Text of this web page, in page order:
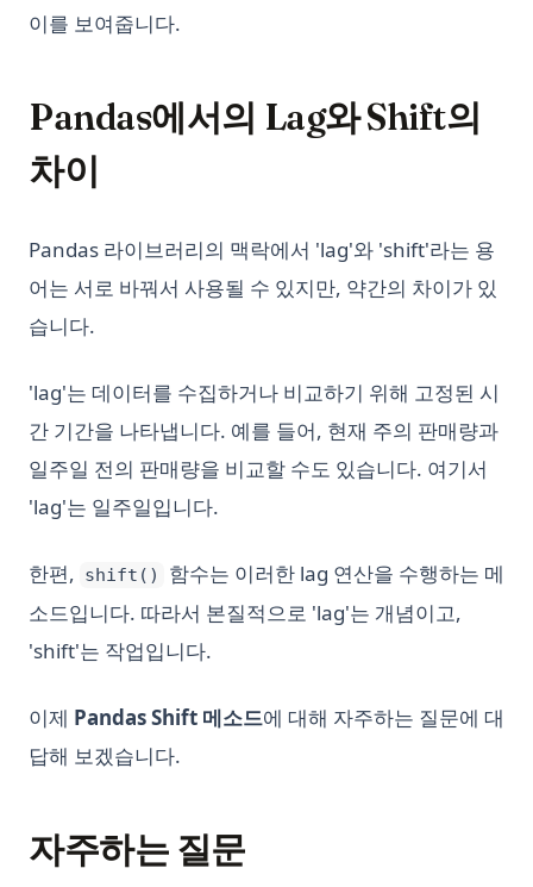
이를 보여줍니다.
Pandas에서의 Lag와 Shift의
차이
Pandas 라이브러리의 맥락에서 'lag'와 'shift'라는 용
어는 서로 바꿔서 사용될 수 있지만, 약간의 차이가 있
습니다.
'lag'는 데이터를 수집하거나 비교하기 위해 고정된 시
간 기간을 나타냅니다. 예를 들어, 현재 주의 판매량과
일주일 전의 판매량을 비교할 수도 있습니다. 여기서
'lag'는 일주일입니다.
한편, shift()
함수는 이러한 lag 연산을 수행하는 메
소드입니다. 따라서 본질적으로 'lag'는 개념이고,
'shift'는 작업입니다.
이제 Pandas Shift 메소드에 대해 자주하는 질문에 대
답해 보겠습니다.
자주하는 질문